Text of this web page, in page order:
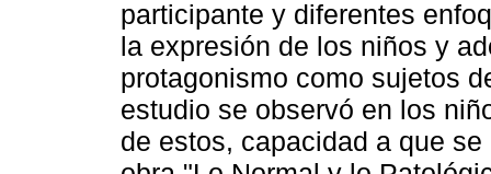
participante y diferentes
la expresión de los niños y
protagonismo como sujetos
estudio se observó en los
de estos, capacidad a que